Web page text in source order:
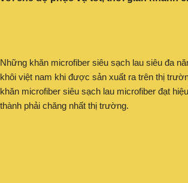
Những khăn microfiber siêu sạch lau siêu đa
khôi việt nam khi được sản xuất ra trên thị
khăn microfiber siêu sạch lau microfiber đạt
thành phải chăng nhất thị trường.